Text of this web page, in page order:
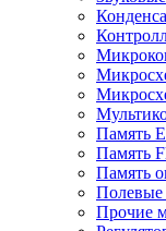
Память
Память
Память
Полевые
Прочие